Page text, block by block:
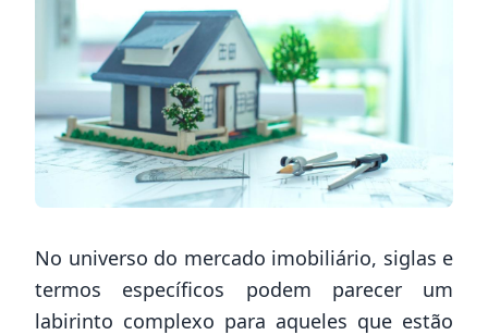
No universo do mercado imobiliário, siglas e
termos específicos podem parecer um
labirinto complexo para aqueles que estão